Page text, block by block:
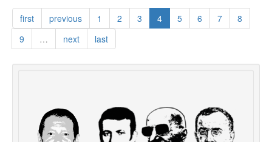
Partisi
Program
Taslağı
(1)
first previous 1 2 3 4 5 6 7
8
9
… next last